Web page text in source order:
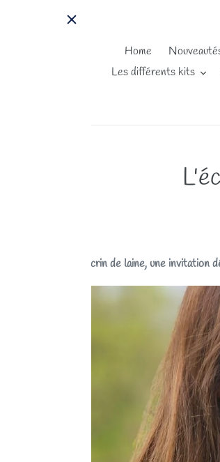
Home
Les différents kits
Bienvenue dans cet écrin de laine, une